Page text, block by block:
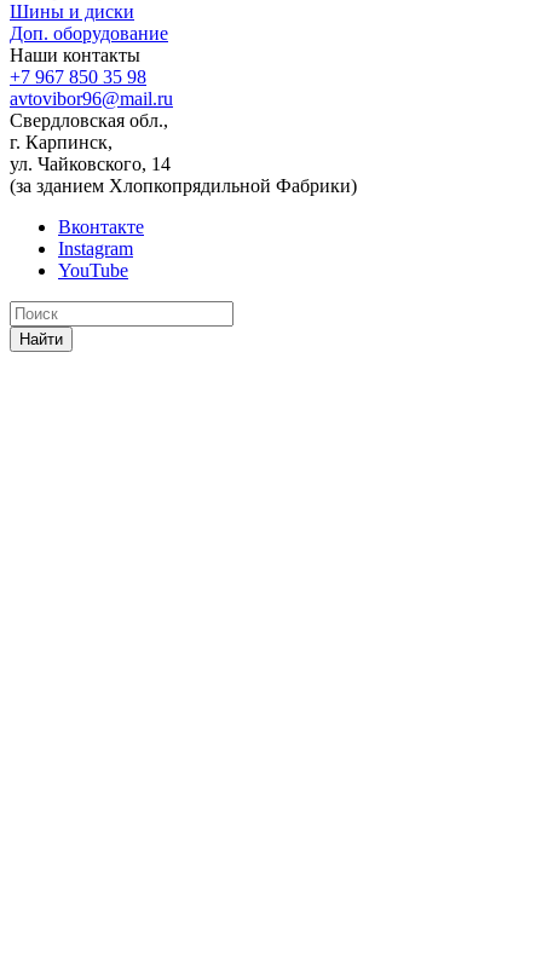
Шины и диски
Доп. оборудование
Наши контакты
+7 967 850 35 98
avtovibor96@mail.ru
Свердловская обл.,
г. Карпинск,
ул. Чайковского, 14
(за зданием Хлопкопрядильной Фабрики)
Вконтакте
Instagram
YouTube
Найти